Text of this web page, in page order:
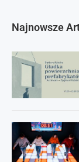
Najnowsze